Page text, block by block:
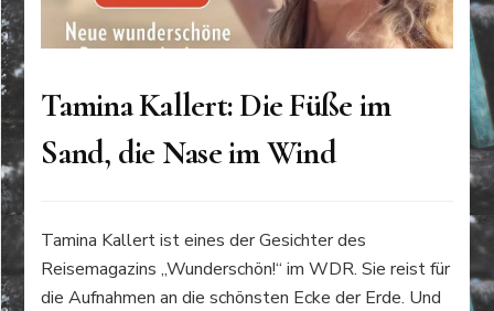
Tamina Kallert: Die Füße im
Sand, die Nase im Wind
Tamina Kallert ist eines der Gesichter des
Reisemagazins „Wunderschön!“ im WDR. Sie reist für
die Aufnahmen an die schönsten Ecke der Erde. Und